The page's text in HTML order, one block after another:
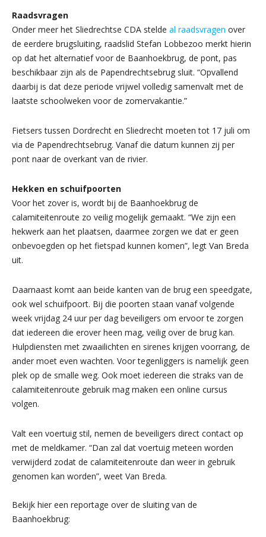
Raadsvragen
Onder meer het Sliedrechtse CDA stelde al raadsvragen over
de eerdere brugsluiting, raadslid Stefan Lobbezoo merkt hierin
op dat het alternatief voor de Baanhoekbrug, de pont, pas
beschikbaar zijn als de Papendrechtsebrug sluit. “Opvallend
daarbij is dat deze periode vrijwel volledig samenvalt met de
laatste schoolweken voor de zomervakantie.”
Fietsers tussen Dordrecht en Sliedrecht moeten tot 17 juli om
via de Papendrechtsebrug. Vanaf die datum kunnen zij per
pont naar de overkant van de rivier.
Hekken en schuifpoorten
Voor het zover is, wordt bij de Baanhoekbrug de
calamiteitenroute zo veilig mogelijk gemaakt. “We zijn een
hekwerk aan het plaatsen, daarmee zorgen we dat er geen
onbevoegden op het fietspad kunnen komen”, legt Van Breda
uit.
Daarnaast komt aan beide kanten van de brug een speedgate,
ook wel schuifpoort. Bij die poorten staan vanaf volgende
week vrijdag 24 uur per dag beveiligers om ervoor te zorgen
dat iedereen die erover heen mag, veilig over de brug kan.
Hulpdiensten met zwaailichten en sirenes krijgen voorrang, de
ander moet even wachten. Voor tegenliggers is namelijk geen
plek op de smalle weg. Ook moet iedereen die straks van de
calamiteitenroute gebruik mag maken een online cursus
volgen.
Valt een voertuig stil, nemen de beveiligers direct contact op
met de meldkamer. “Dan zal dat voertuig meteen worden
verwijderd zodat de calamiteitenroute dan weer in gebruik
genomen kan worden”, weet Van Breda.
Bekijk hier een reportage over de sluiting van de
Baanhoekbrug: